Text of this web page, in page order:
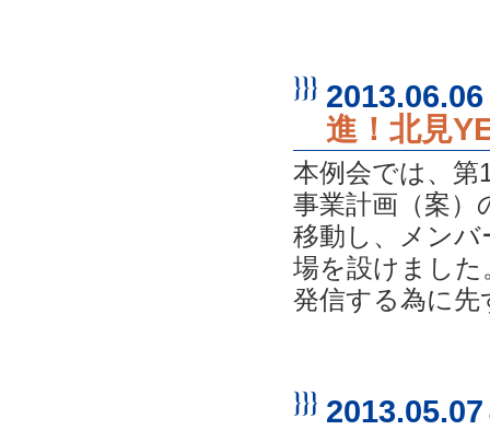
2013.06.06
進！北見
本例会では、第
事業計画（案）
移動し、メン
場を設けました
発信する為に先
2013.05.07